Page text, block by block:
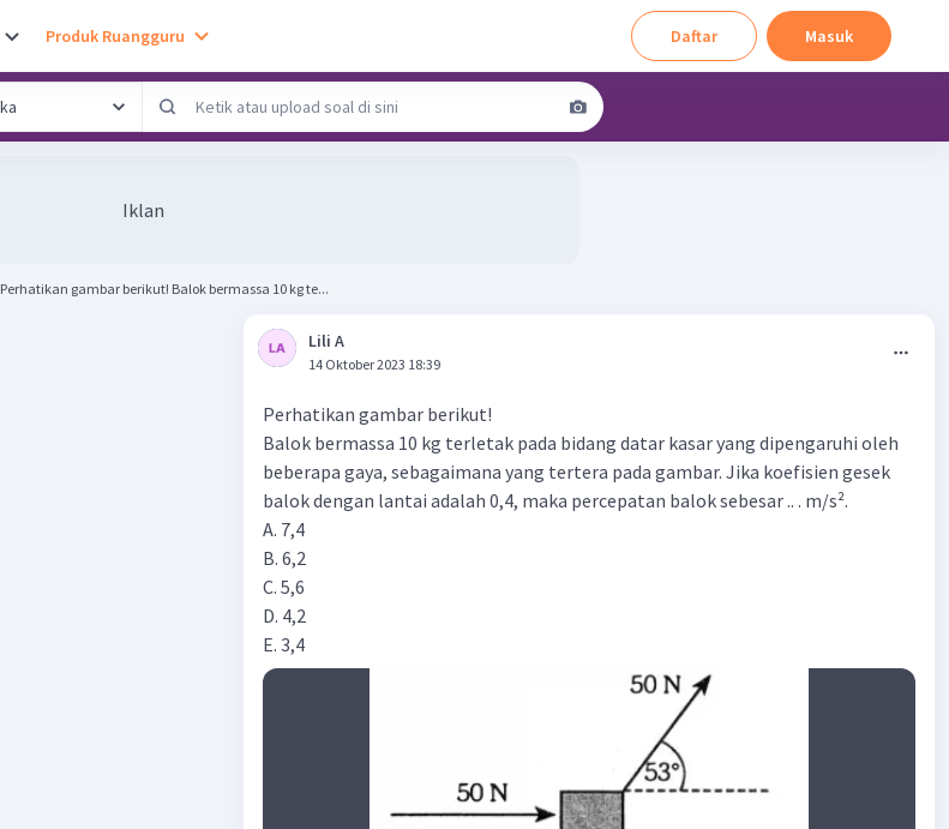
Produk Ruangguru Daftar Masuk
Iklan
Perhatikan gambar berikut! Balok bermassa 10 kg te...
Lili A
14 Oktober 2023 18:39
Perhatikan gambar berikut!
Balok bermassa 10 kg terletak pada bidang datar kasar yang dipengaruhi oleh
beberapa gaya, sebagaimana yang tertera pada gambar. Jika koefisien gesek
balok dengan lantai adalah 0,4, maka percepatan balok sebesar .. . m/s².
A. 7,4
B. 6,2
C. 5,6
D. 4,2
E. 3,4